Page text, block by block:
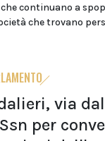
continuano a
che trovano
via
per